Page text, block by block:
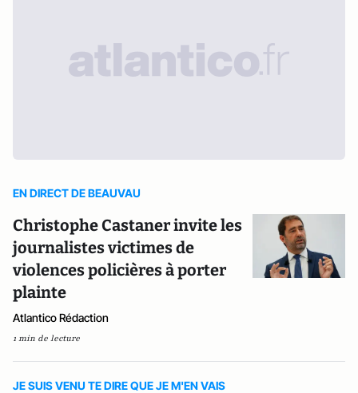
EN DIRECT DE BEAUVAU
Christophe Castaner invite les
journalistes victimes de
violences policières à porter
plainte
Atlantico Rédaction
1 min de lecture
JE SUIS VENU TE DIRE QUE JE M'EN VAIS